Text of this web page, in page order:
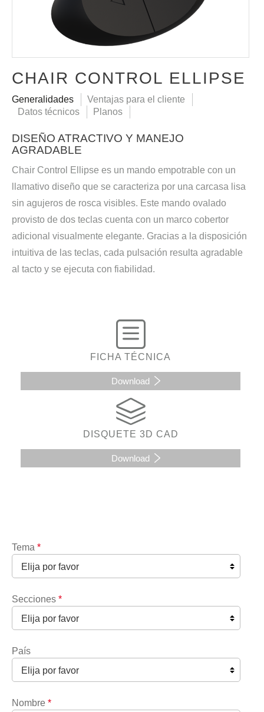
CHAIR CONTROL ELLIPSE
Generalidades
Ventajas para el cliente
Datos técnicos
Planos
DISEÑO ATRACTIVO Y MANEJO
AGRADABLE
Chair Control Ellipse es un mando empotrable con un
llamativo diseño que se caracteriza por una carcasa lisa
sin agujeros de rosca visibles. Este mando ovalado
provisto de dos teclas cuenta con un marco cobertor
adicional visualmente elegante. Gracias a la disposición
intuitiva de las teclas, cada pulsación resulta agradable
al tacto y se ejecuta con fiabilidad.
FICHA TÉCNICA
Download
DISQUETE 3D CAD
Download
Tema *
Secciones *
País
Nombre *